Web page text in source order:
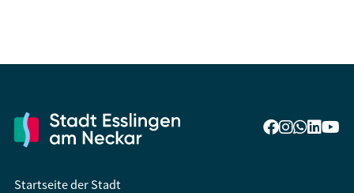
Startseite der Stadt